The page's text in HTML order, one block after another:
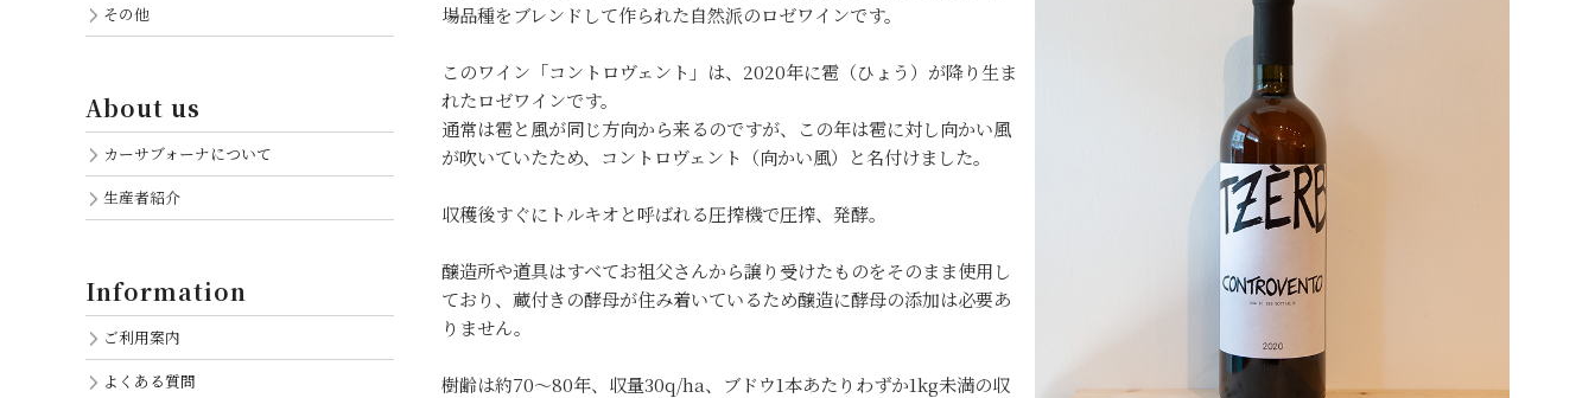
場品種をブレンドして作られた自然派のロゼワインです。
このワイン「コントロヴェント」は、2020年に雹（ひょう）が降り生ま
れたロゼワインです。
通常は雹と風が同じ方向から来るのですが、この年は雹に対し向かい風
が吹いていたため、コントロヴェント（向かい風）と名付けました。
収穫後すぐにトルキオと呼ばれる圧搾機で圧搾、発酵。
醸造所や道具はすべてお祖父さんから譲り受けたものをそのまま使用し
ており、蔵付きの酵母が住み着いているため醸造に酵母の添加は必要あ
りません。
樹齢は約70〜80年、収量30q/ha、ブドウ1本あたりわずか1kg未満の収
その他
About us
カーサブォーナについて
生産者紹介
Information
ご利用案内
よくある質問